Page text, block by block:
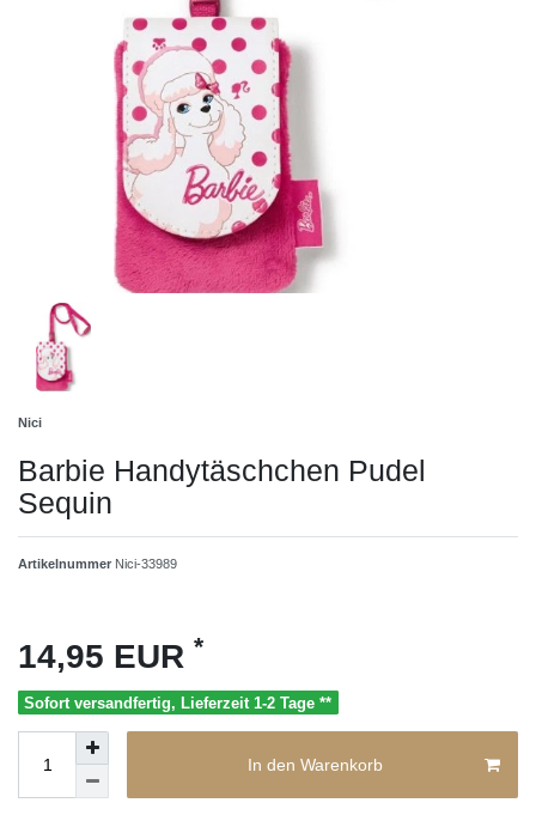
Nici
Barbie Handytäschchen Pudel
Sequin
Artikelnummer Nici-33989
14,95 EUR *
Sofort versandfertig, Lieferzeit 1-2 Tage **
In den Warenkorb